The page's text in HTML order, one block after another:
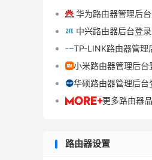
 华为路由器管理后
 中兴路由器后台登
TP-LINK路由器管理
小米路由器管理后台
华硕路由器管理后台
更多路由器
路由器设置